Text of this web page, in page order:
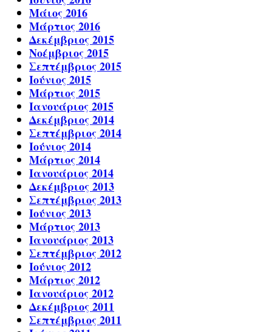
Μάιος 2016
Μάρτιος 2016
Δεκέμβριος 2015
Νοέμβριος 2015
Σεπτέμβριος 2015
Ιούνιος 2015
Μάρτιος 2015
Ιανουάριος 2015
Δεκέμβριος 2014
Σεπτέμβριος 2014
Ιούνιος 2014
Μάρτιος 2014
Ιανουάριος 2014
Δεκέμβριος 2013
Σεπτέμβριος 2013
Ιούνιος 2013
Μάρτιος 2013
Ιανουάριος 2013
Σεπτέμβριος 2012
Ιούνιος 2012
Μάρτιος 2012
Ιανουάριος 2012
Δεκέμβριος 2011
Σεπτέμβριος 2011